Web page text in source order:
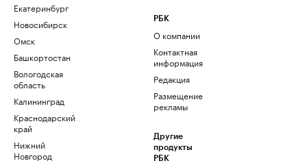
Екатеринбург
Новосибирск
Омск
Башкортостан
Вологодская
область
Калининград
Краснодарский
край
Нижний
Новгород
РБК
О компании
Контактная
информация
Редакция
Размещение
рекламы
Другие
продукты
РБК